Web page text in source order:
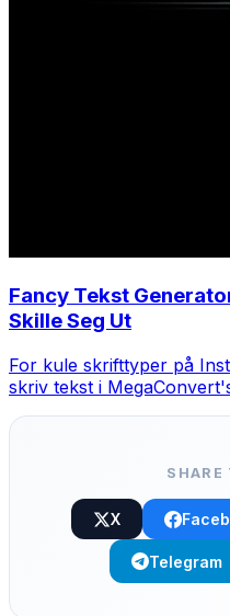
Fancy Tekst
Skille Seg Ut
For kule skrifttyper på
skriv tekst i
SHARE
X
Telegram